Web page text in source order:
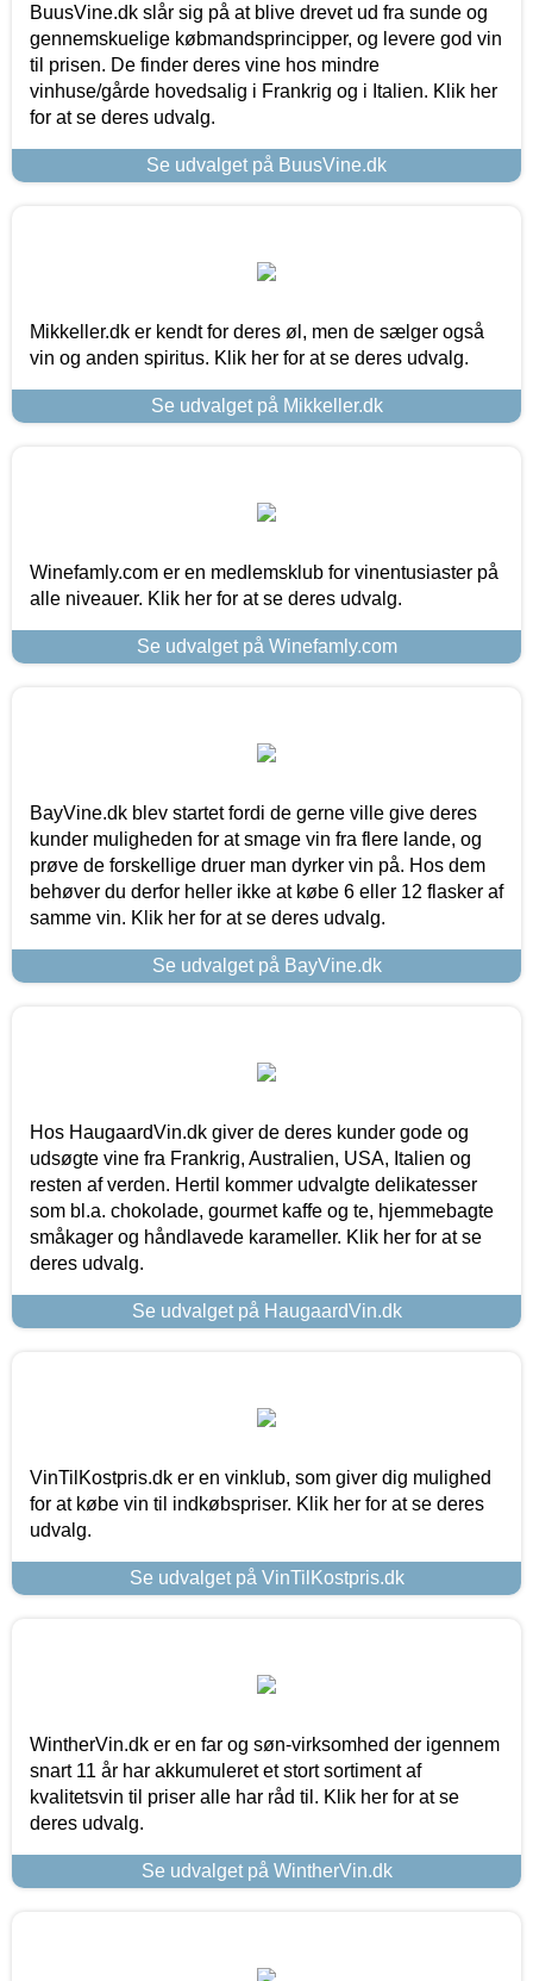
BuusVine.dk slår sig på at blive drevet ud fra sunde og
gennemskuelige købmandsprincipper, og levere god vin
til prisen. De finder deres vine hos mindre
vinhuse/gårde hovedsalig i Frankrig og i Italien. Klik her
for at se deres udvalg.
Se udvalget på BuusVine.dk
Mikkeller.dk er kendt for deres øl, men de sælger også
vin og anden spiritus. Klik her for at se deres udvalg.
Se udvalget på Mikkeller.dk
Winefamly.com er en medlemsklub for vinentusiaster på
alle niveauer. Klik her for at se deres udvalg.
Se udvalget på Winefamly.com
BayVine.dk blev startet fordi de gerne ville give deres
kunder muligheden for at smage vin fra flere lande, og
prøve de forskellige druer man dyrker vin på. Hos dem
behøver du derfor heller ikke at købe 6 eller 12 flasker af
samme vin. Klik her for at se deres udvalg.
Se udvalget på BayVine.dk
Hos HaugaardVin.dk giver de deres kunder gode og
udsøgte vine fra Frankrig, Australien, USA, Italien og
resten af verden. Hertil kommer udvalgte delikatesser
som bl.a. chokolade, gourmet kaffe og te, hjemmebagte
småkager og håndlavede karameller. Klik her for at se
deres udvalg.
Se udvalget på HaugaardVin.dk
VinTilKostpris.dk er en vinklub, som giver dig mulighed
for at købe vin til indkøbspriser. Klik her for at se deres
udvalg.
Se udvalget på VinTilKostpris.dk
WintherVin.dk er en far og søn-virksomhed der igennem
snart 11 år har akkumuleret et stort sortiment af
kvalitetsvin til priser alle har råd til. Klik her for at se
deres udvalg.
Se udvalget på WintherVin.dk